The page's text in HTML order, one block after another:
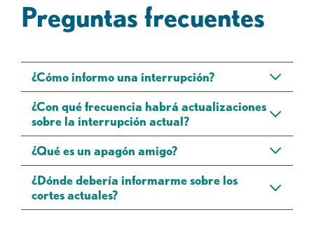
Preguntas frecuentes
¿Cómo informo una interrupción?
¿Con qué frecuencia habrá actualizaciones
sobre la interrupción actual?
¿Qué es un apagón amigo?
¿Dónde debería informarme sobre los
cortes actuales?